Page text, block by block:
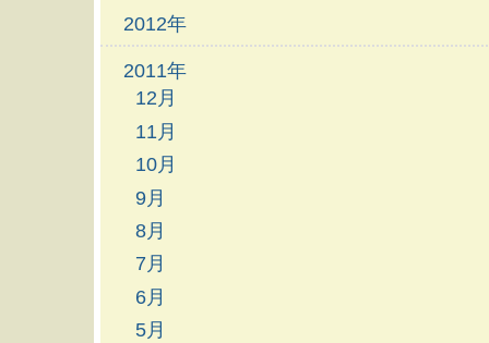
2012年
2011年
12月
11月
10月
9月
8月
7月
6月
5月